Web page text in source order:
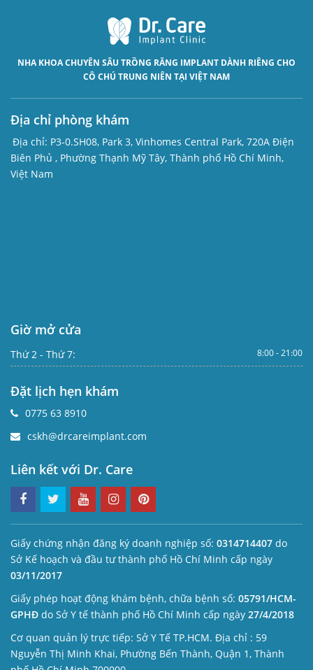
NHA KHOA CHUYÊN SÂU TRỒNG RĂNG IMPLANT DÀNH RIÊNG CHO
CÔ CHÚ TRUNG NIÊN TẠI VIỆT NAM
Địa chỉ phòng khám
Địa chỉ: P3-0.SH08, Park 3, Vinhomes Central Park, 720A Điện
Biên Phủ , Phường Thạnh Mỹ Tây, Thành phố Hồ Chí Minh,
Việt Nam
Giờ mở cửa
Thứ 2 - Thứ 7: 8:00 - 21:00
Đặt lịch hẹn khám
0775 63 8910
cskh@drcareimplant.com
Liên kết với Dr. Care
Giấy chứng nhận đăng ký doanh nghiệp số: 0314714407 do
Sở Kế hoạch và đầu tư thành phố Hồ Chí Minh cấp ngày
03/11/2017
Giấy phép hoạt động khám bệnh, chữa bệnh số: 05791/HCM-
GPHĐ do Sở Y tế thành phố Hồ Chí Minh cấp ngày 27/4/2018
Cơ quan quản lý trực tiếp: Sở Y Tế TP.HCM. Địa chỉ : 59
Nguyễn Thị Minh Khai, Phường Bến Thành, Quận 1, Thành